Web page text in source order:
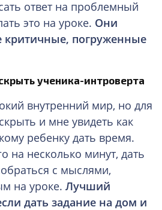
ответ на проблемный
это на уроке. Они
критичные, погруженные
ученика-интроверта
внутренний мир, но для
и мне увидеть как
ребенку дать время.
на несколько минут, дать
с мыслями,
на уроке. Лучший
дать задание на дом и